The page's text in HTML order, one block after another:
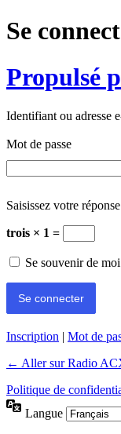
Se
Propulsé
Identifiant ou adresse
Mot de passe
Saisissez votre
trois × 1 =
Se souvenir de moi
Inscription | Mot de
← Aller sur Radio
Politique de
Langue